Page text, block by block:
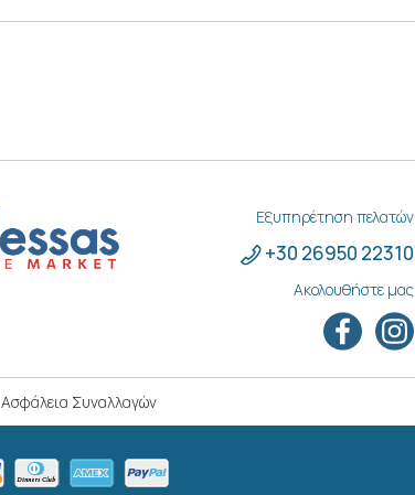
Εξυπηρέτηση πελατών
+30 26950 22310
Ακολουθήστε μας
Ασφάλεια Συναλλαγών